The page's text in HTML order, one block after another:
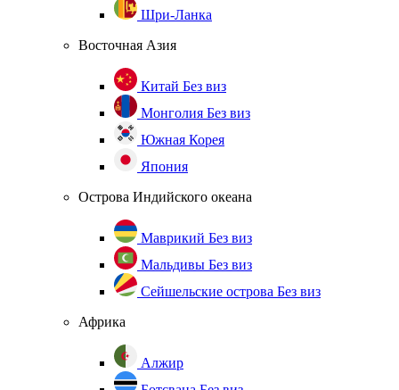
Шри-Ланка
Восточная Азия
Китай Без виз
Монголия Без виз
Южная Корея
Япония
Острова Индийского океана
Маврикий Без виз
Мальдивы Без виз
Сейшельские острова Без виз
Африка
Алжир